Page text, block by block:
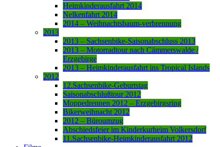
Heimkinderausfahrt 2014
Nelkenfahrt 2014
2014 – Weihnachtsbaum-verbrennung
2013
2013 – Sachsenbike-Saisonabschluss 2013
2013 – Motorradtour nach Cämmerswalde /
Erzgebirge
2013 – Heimkinderausfahrt ins Tropical Islands
2012
12.Sachsenbike-Geburtstag
Saisonabschlußtour 2012
Moppedrennen 2012 – Erzgebirgsring
Bikerweihnacht 2012
2012 – Büroumzug
Abschiedsfeier im Kinderkurheim Volkersdorf
11.Sachsenbike-Heimkinderausfahrt 2012